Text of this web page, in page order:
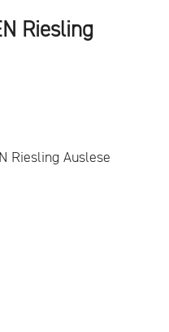
Riesling